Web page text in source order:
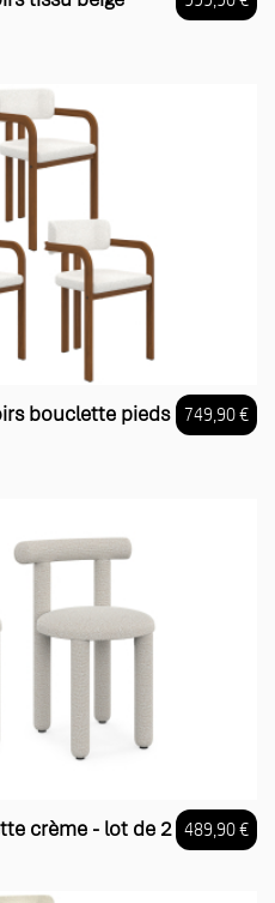
Prix
749,90 €
crème - lot de 2
Prix
489,90 €